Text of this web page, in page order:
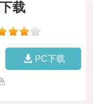
载
PC下载